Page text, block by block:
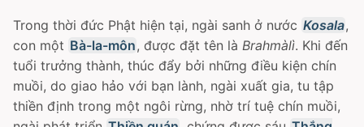
Trong thời đức Phật hiện tại, ngài sanh ở nước Kosala,
con một Bà-la-môn, được đặt tên làBrahmàlì. Khi đến
tuổi trưởng thành, thúc đẩy bởi những điều kiện chín
muồi, do giao hảo với bạn lành, ngài xuất gia, tu tập
thiền định trong một ngôi rừng, nhờ trí tuệ chín muồi,